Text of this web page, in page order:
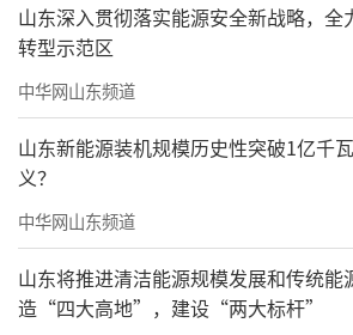
山东深入贯彻落实能源安全新战略，全
转型示范区
中华网山东频道
山东新能源装机规模历史性突破1亿千
义？
中华网山东频道
山东将推进清洁能源规模发展和传统能
造“四大高地”，建设“两大标杆”